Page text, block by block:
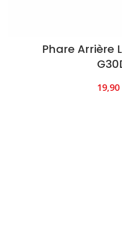
Phare Arrière
19,90